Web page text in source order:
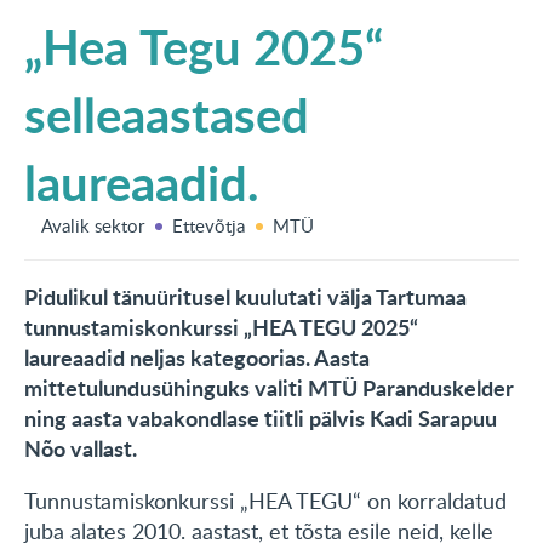
„Hea Tegu 2025“
selleaastased
laureaadid.
Avalik sektor Ettevõtja MTÜ
Pidulikul tänuüritusel kuulutati välja Tartumaa
tunnustamiskonkurssi „HEA TEGU 2025“
laureaadid neljas kategoorias. Aasta
mittetulundusühinguks valiti MTÜ Paranduskelder
ning aasta vabakondlase tiitli pälvis Kadi Sarapuu
Nõo vallast.
Tunnustamiskonkurssi „HEA TEGU“ on korraldatud
juba alates 2010. aastast, et tõsta esile neid, kelle